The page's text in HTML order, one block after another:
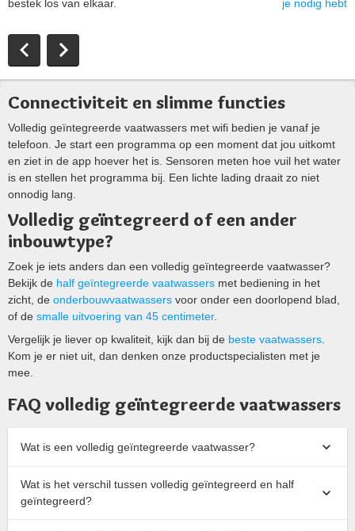
bestek los van elkaar.
je nodig hebt
Connectiviteit en slimme functies
Volledig geïntegreerde vaatwassers met wifi bedien je vanaf je
telefoon. Je start een programma op een moment dat jou uitkomt
en ziet in de app hoever het is. Sensoren meten hoe vuil het water
is en stellen het programma bij. Een lichte lading draait zo niet
onnodig lang.
Volledig geïntegreerd of een ander
inbouwtype?
Zoek je iets anders dan een volledig geïntegreerde vaatwasser?
Bekijk de half geïntegreerde vaatwassers met bediening in het
zicht, de onderbouwvaatwassers voor onder een doorlopend blad,
of de smalle uitvoering van 45 centimeter.
Vergelijk je liever op kwaliteit, kijk dan bij de beste vaatwassers.
Kom je er niet uit, dan denken onze productspecialisten met je
mee.
FAQ volledig geïntegreerde vaatwassers
Wat is een volledig geïntegreerde vaatwasser?
Wat is het verschil tussen volledig geïntegreerd en half
geïntegreerd?